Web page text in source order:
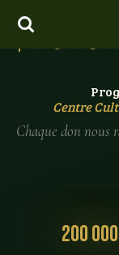
Passer
الرحيم
Centre
Chaque don
200